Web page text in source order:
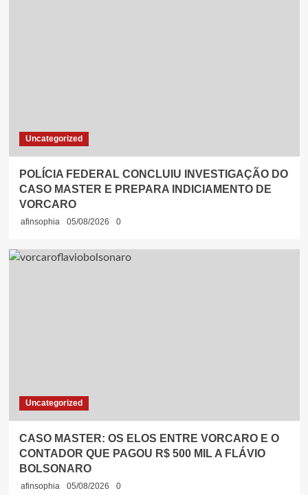
Uncategorized
POLÍCIA FEDERAL CONCLUIU INVESTIGAÇÃO DO
CASO MASTER E PREPARA INDICIAMENTO DE
VORCARO
afinsophia 05/08/2026 0
Uncategorized
CASO MASTER: OS ELOS ENTRE VORCARO E O
CONTADOR QUE PAGOU R$ 500 MIL A FLÁVIO
BOLSONARO
afinsophia 05/08/2026 0